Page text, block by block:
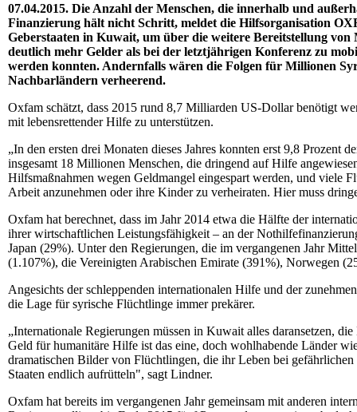
07.04.2015. Die Anzahl der Menschen, die innerhalb und
Finanzierung hält nicht Schritt, meldet die Hilfsorganisation
Geberstaaten in Kuwait, um über die weitere Bereitstellung
deutlich mehr Gelder als bei der letztjährigen Konferenz zu
werden konnten. Andernfalls wären die Folgen für Millionen
Nachbarländern verheerend.
Oxfam schätzt, dass 2015 rund 8,7 Milliarden US-Dollar benötigt
mit lebensrettender Hilfe zu unterstützen.
„In den ersten drei Monaten dieses Jahres konnten erst 9,8 Prozent
insgesamt 18 Millionen Menschen, die dringend auf Hilfe
Hilfsmaßnahmen wegen Geldmangel eingespart werden, und viele
Arbeit anzunehmen oder ihre Kinder zu verheiraten. Hier muss
Oxfam hat berechnet, dass im Jahr 2014 etwa die Hälfte der
ihrer wirtschaftlichen Leistungsfähigkeit – an der
Japan (29%). Unter den Regierungen, die im vergangenen Jahr
(1.107%), die Vereinigten Arabischen Emirate (391%), Norwegen
Angesichts der schleppenden internationalen Hilfe und der
die Lage für syrische Flüchtlinge immer prekärer.
„Internationale Regierungen müssen in Kuwait alles daransetzen,
Geld für humanitäre Hilfe ist das eine, doch wohlhabende Länder
dramatischen Bilder von Flüchtlingen, die ihr Leben bei
Staaten endlich aufrütteln", sagt Lindner.
Oxfam hat bereits im vergangenen Jahr gemeinsam mit anderen